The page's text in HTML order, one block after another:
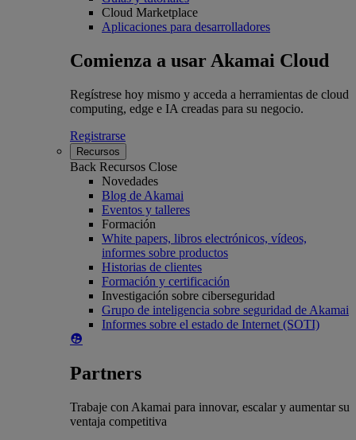
Cloud Marketplace
Aplicaciones para desarrolladores
Comienza a usar Akamai Cloud
Regístrese hoy mismo y acceda a herramientas de cloud
computing, edge e IA creadas para su negocio.
Registrarse
Recursos
Back Recursos Close
Novedades
Blog de Akamai
Eventos y talleres
Formación
White papers, libros electrónicos, vídeos,
informes sobre productos
Historias de clientes
Formación y certificación
Investigación sobre ciberseguridad
Grupo de inteligencia sobre seguridad de Akamai
Informes sobre el estado de Internet (SOTI)
Partners
Trabaje con Akamai para innovar, escalar y aumentar su
ventaja competitiva